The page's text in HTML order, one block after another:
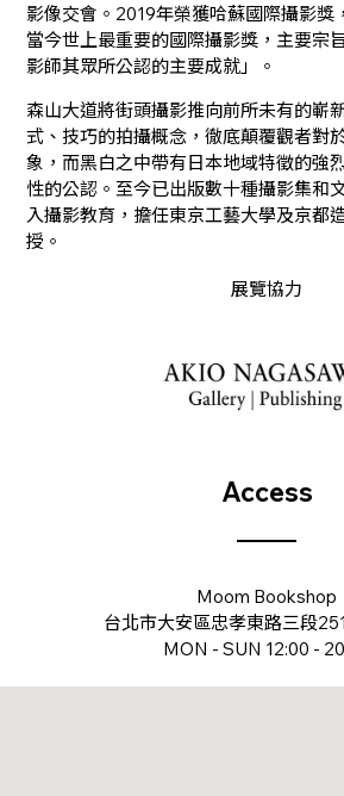
影像交會。2019年榮獲哈蘇國際攝影獎
當今世上最重要的國際攝影獎，主要宗
影師其眾所公認的主要成就」。
森山大道將街頭攝影推向前所未有的嶄
式、技巧的拍攝概念，徹底顛覆觀者對
象，而黑白之中帶有日本地域特徵的強
性的公認。至今已出版數十種攝影集和
入攝影教育，擔任東京工藝大學及京都
授。
展覽協力
Access
Moom Bookshop
台北市大安區忠孝東路三段
MON - SUN 12:00 -